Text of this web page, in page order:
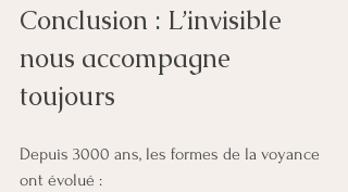
Conclusion : L’invisible
nous accompagne
toujours
Depuis 3000 ans, les formes de la voyance
ont évolué :